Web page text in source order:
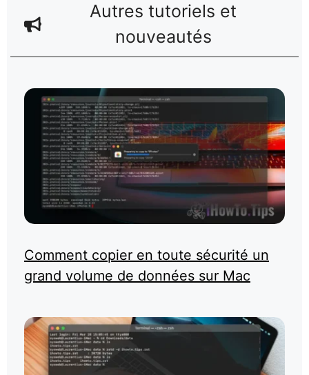
Autres tutoriels et
nouveautés
Comment copier en toute sécurité un
grand volume de données sur Mac